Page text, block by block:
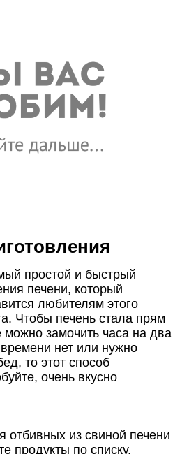
простой и быстрый
печени, который
любителям этого
Чтобы печень стала прям
замочить часа на два
нет или нужно
то этот способ
очень вкусно
отбивных из свиной печени
продукты по списку.